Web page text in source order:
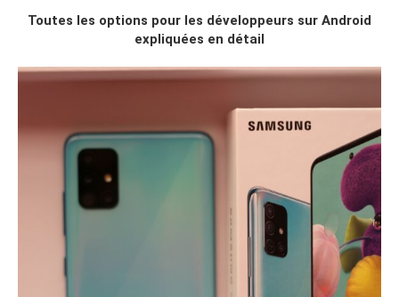
Toutes les options pour les développeurs sur Android
expliquées en détail